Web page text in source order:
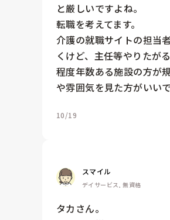
と厳しいですよね。
転職を考えてます。
介護の就職サイトの担当
くけど、主任等やりたが
程度年数ある施設の方が
や雰囲気を見た方がいい
10/19
スマイル
デイサービス, 無資格
タカさん。